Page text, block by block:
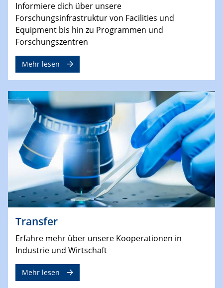
Informiere dich über unsere
Forschungsinfrastruktur von Facilities und
Equipment bis hin zu Programmen und
Forschungszentren
Mehr lesen
Transfer
Erfahre mehr über unsere Kooperationen in
Industrie und Wirtschaft
Mehr lesen